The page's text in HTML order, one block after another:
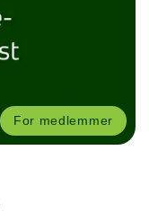
For medlemmer